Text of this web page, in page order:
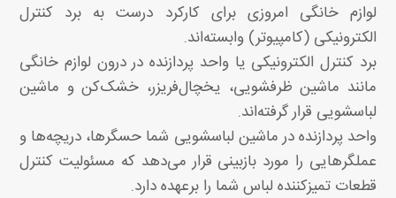
لوازم خانگی امروزی برای کارکرد درست به برد کنترل
الکترونیکی (کامپیوتر) وابسته‌اند.
برد کنترل الکترونیکی یا واحد پردازنده در درون لوازم خانگی
مانند ماشین ظرفشویی، یخچال‌فریزر، خشک‌کن و ماشین
لباسشویی‌ قرار گرفته‌اند.
واحد پردازنده در ماشین لباسشویی شما حسگرها، دریچه‌ها و
عملگرهایی را مورد بازبینی قرار می‌دهد که مسئولیت کنترل
قطعات تمیزکننده لباس شما را برعهده دارد.